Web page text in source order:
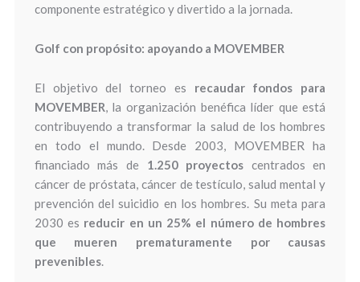
componente estratégico y divertido a la jornada.
Golf con propósito: apoyando a MOVEMBER
El objetivo del torneo es recaudar fondos para
MOVEMBER, la organización benéfica líder que está
contribuyendo a transformar la salud de los hombres
en todo el mundo. Desde 2003, MOVEMBER ha
financiado más de 1.250 proyectos centrados en
cáncer de próstata, cáncer de testículo, salud mental y
prevención del suicidio en los hombres. Su meta para
2030 es reducir en un 25% el número de hombres
que mueren prematuramente por causas
prevenibles.